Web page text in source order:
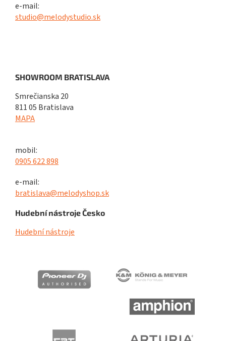
e-mail:
studio@melodystudio.sk
SHOWROOM BRATISLAVA
Smrečianska 20
811 05 Bratislava
MAPA
mobil:
0905 622 898
e-mail:
bratislava@melodyshop.sk
Hudební nástroje Česko
Hudební nástroje